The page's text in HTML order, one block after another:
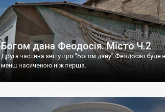
Богом дана Феодосія. Місто Ч.2
Друга частина звіту про "Богом дану" Феодосію буде
менш насиченою ніж перша.